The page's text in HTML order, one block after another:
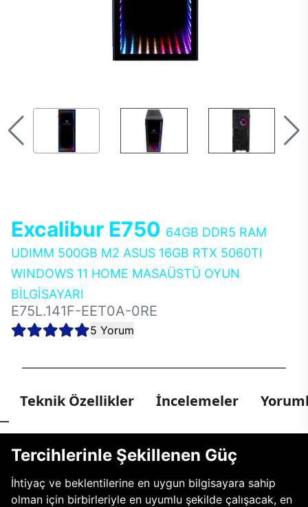
Excalibur E750 64GB DDR5 RAM
UDIMM 500GB M2 ASUS 16GB RTX 5060TI
WINDOWS 11 HOME MASAÜSTÜ OYUN
BİLGİSAYARI
E75L.141F-EET0A-0RE
5 Yorum
Teknik Özellikler İncelemeler
Tercihlerinle Şekillenen Güç
İhtiyaç ve beklentilerine en uygun bilgisayara sahip
olman için birbirleriyle en uyumlu şekilde çalışacak, en